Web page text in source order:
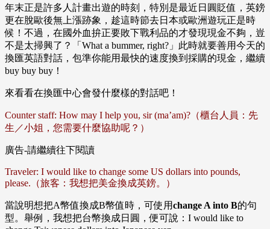
年末正是許多人計畫出遊的時刻，特別是最近日圓貶值，英鎊
更在脫歐後無上漲跡象，趁這時節去日本或歐洲遊玩正是時
候！不過，在國外血拚正要敗下戰利品的才發現現金不夠，豈
不是太掃興了？「What a bummer, right?」此時就要善用今天的
換匯英語對話，包準你能用最快的速度換到採購的現金，繼續
buy buy buy！
來看看在換匯中心會發什麼樣的對話吧！
Counter staff: How may I help you, sir (ma’am)?（櫃台人員：先
生／小姐，您需要什麼協助呢？）
廣告-請繼續往下閱讀
Traveler: I would like to change some US dollars into pounds,
please.（旅客：我想把美金換成英鎊。）
當說明想把A幣值換成B幣值時，可使用change A into B的句
型。舉例，我想把台幣換成日圓，便可說：I would like to